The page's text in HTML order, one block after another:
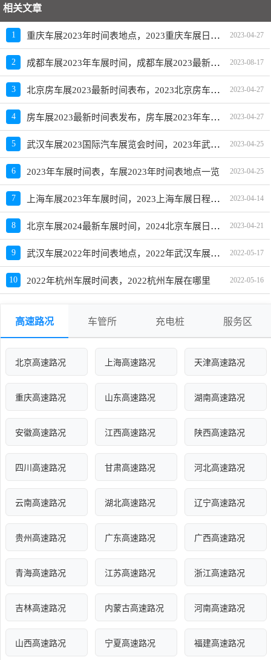
相关文章
1 重庆车展2023年时间表地点，2023重庆车展日程安排 2023-04-27
2 成都车展2023年车展时间，成都车展2023最新车展时间表 2023-08-17
3 北京房车展2023最新时间表布，2023北京房车展时间及地点 2023-04-27
4 房车展2023最新时间表发布，房车展2023年车展时间 2023-04-27
5 武汉车展2023国际汽车展览会时间，2023年武汉车展日程安排 2023-04-25
6 2023年车展时间表，车展2023年时间表地点一览 2023-04-25
7 上海车展2023年车展时间，2023上海车展日程安排和展位图 2023-04-14
8 北京车展2024最新车展时间，2024北京车展日程安排 2023-04-21
9 武汉车展2022年时间表地点，2022年武汉车展什么时候举办 2022-05-17
10 2022年杭州车展时间表，2022杭州车展在哪里 2022-05-16
高速路况 车管所 充电桩 服务区
北京高速路况 上海高速路况 天津高速路况
重庆高速路况 山东高速路况 湖南高速路况
安徽高速路况 江西高速路况 陕西高速路况
四川高速路况 甘肃高速路况 河北高速路况
云南高速路况 湖北高速路况 辽宁高速路况
贵州高速路况 广东高速路况 广西高速路况
青海高速路况 江苏高速路况 浙江高速路况
吉林高速路况 内蒙古高速路况 河南高速路况
山西高速路况 宁夏高速路况 福建高速路况